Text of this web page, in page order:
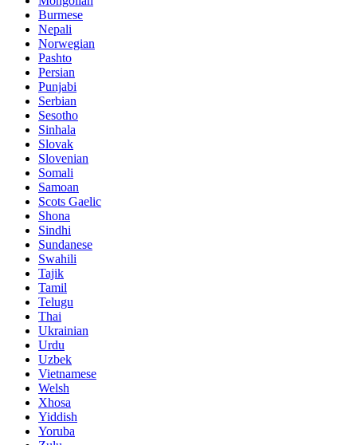
Burmese
Nepali
Norwegian
Pashto
Persian
Punjabi
Serbian
Sesotho
Sinhala
Slovak
Slovenian
Somali
Samoan
Scots Gaelic
Shona
Sindhi
Sundanese
Swahili
Tajik
Tamil
Telugu
Thai
Ukrainian
Urdu
Uzbek
Vietnamese
Welsh
Xhosa
Yiddish
Yoruba